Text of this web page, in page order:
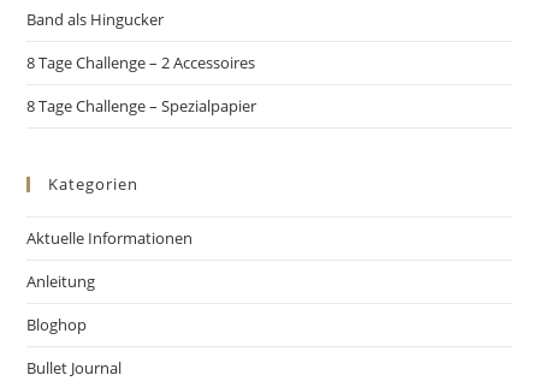
Band als Hingucker
8 Tage Challenge – 2 Accessoires
8 Tage Challenge – Spezialpapier
Kategorien
Aktuelle Informationen
Anleitung
Bloghop
Bullet Journal